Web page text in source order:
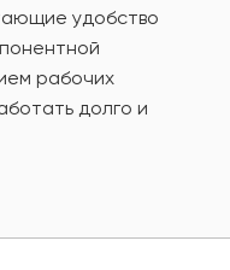
удобство
рабочих
долго и